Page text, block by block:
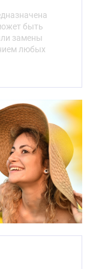
Расширяя
в миокард
(в том
со
дота
и
ST снижает
мышцы
разовая
снижение
24 ч
быть
замены
любых